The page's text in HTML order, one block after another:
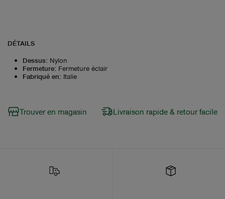
DÉTAILS
Dessus: Nylon
Fermeture: Fermeture éclair
Fabriqué en: Italie
Trouver en magasin Livraison rapide & retour facile